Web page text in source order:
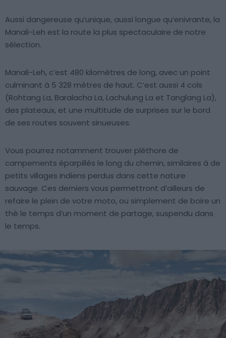
Aussi dangereuse qu’unique, aussi longue qu’enivrante, la
Manali-Leh est la route la plus spectaculaire de notre
sélection.
Manali-Leh, c’est 480 kilomètres de long, avec un point
culminant à 5 328 mètres de haut. C’est aussi 4 cols
(Rohtang La, Baralacha La, Lachulung La et Tanglang La),
des plateaux, et une multitude de surprises sur le bord
de ses routes souvent sinueuses.
Vous pourrez notamment trouver pléthore de
campements éparpillés le long du chemin, similaires à de
petits villages indiens perdus dans cette nature
sauvage. Ces derniers vous permettront d’ailleurs de
refaire le plein de votre moto, ou simplement de boire un
thé le temps d’un moment de partage, suspendu dans
le temps.